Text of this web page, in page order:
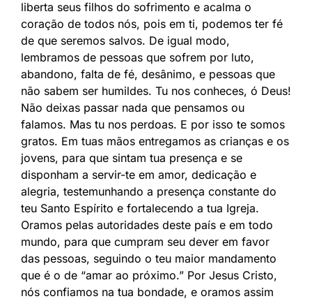
liberta seus filhos do sofrimento e acalma o
coração de todos nós, pois em ti, podemos ter fé
de que seremos salvos. De igual modo,
lembramos de pessoas que sofrem por luto,
abandono, falta de fé, desânimo, e pessoas que
não sabem ser humildes. Tu nos conheces, ó Deus!
Não deixas passar nada que pensamos ou
falamos. Mas tu nos perdoas. E por isso te somos
gratos. Em tuas mãos entregamos as crianças e os
jovens, para que sintam tua presença e se
disponham a servir-te em amor, dedicação e
alegria, testemunhando a presença constante do
teu Santo Espírito e fortalecendo a tua Igreja.
Oramos pelas autoridades deste país e em todo
mundo, para que cumpram seu dever em favor
das pessoas, seguindo o teu maior mandamento
que é o de “amar ao próximo.” Por Jesus Cristo,
nós confiamos na tua bondade, e oramos assim